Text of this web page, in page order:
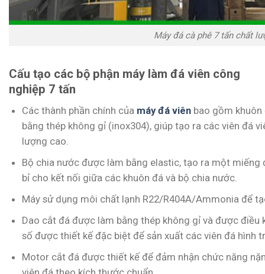
Máy đá cà phê 7 tấn chất
Cấu tạo các bộ phận máy làm đá viên công
nghiệp 7 tấn
Các thành phần chính của máy đá viênbao gồm khuôn
bằng thép không gỉ (inox304), giúp tạo ra các viên đá
lượng cao.
Bộ chia nước được làm bằng elastic, tạo ra một miếng
bỉ cho kết nối giữa các khuôn đá và bộ chia nước.
Máy sử dụng môi chất lạnh R22/R404A/Ammonia để
Dao cắt đá được làm bằng thép không gỉ và được điều
số được thiết kế đặc biệt để sản xuất các viên đá hình
Motor cắt đá được thiết kế để đảm nhận chức năng